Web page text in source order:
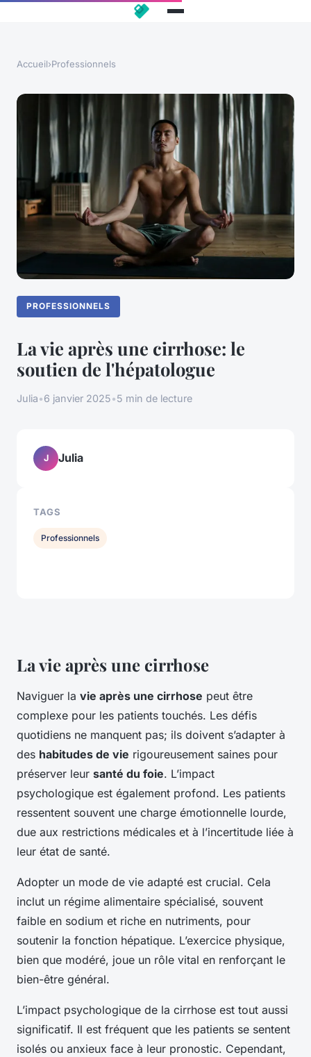
Accueil›Professionnels
PROFESSIONNELS
La vie après une cirrhose: le
soutien de l'hépatologue
Julia•6 janvier 2025•5 min de lecture
La vie après une cirrhose
Naviguer la vie après une cirrhose peut être
complexe pour les patients touchés. Les défis
quotidiens ne manquent pas; ils doivent s’adapter à
des habitudes de vie rigoureusement saines pour
préserver leur santé du foie. L’impact
psychologique est également profond. Les patients
ressentent souvent une charge émotionnelle lourde,
due aux restrictions médicales et à l’incertitude liée à
leur état de santé.
Adopter un mode de vie adapté est crucial. Cela
inclut un régime alimentaire spécialisé, souvent
faible en sodium et riche en nutriments, pour
soutenir la fonction hépatique. L’exercice physique,
bien que modéré, joue un rôle vital en renforçant le
bien-être général.
L’impact psychologique de la cirrhose est tout aussi
significatif. Il est fréquent que les patients se sentent
isolés ou anxieux face à leur pronostic. Cependant,
J Julia
TAGS
Professionnels